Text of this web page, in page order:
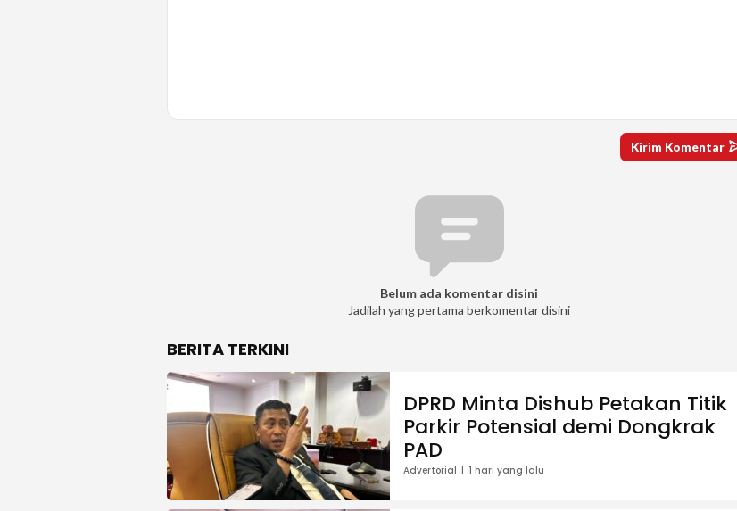
Belum ada komentar disini
Jadilah yang pertama berkomentar disini
BERITA TERKINI
DPRD Minta Dishub Petakan Titik
Parkir Potensial demi Dongkrak
PAD
Advertorial 1 hari yang lalu